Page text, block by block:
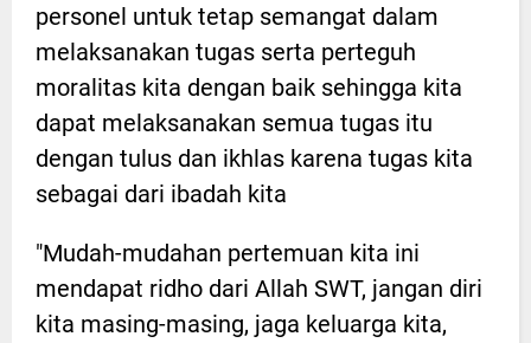
personel untuk tetap semangat dalam
melaksanakan tugas serta perteguh
moralitas kita dengan baik sehingga kita
dapat melaksanakan semua tugas itu
dengan tulus dan ikhlas karena tugas kita
sebagai dari ibadah kita
"Mudah-mudahan pertemuan kita ini
mendapat ridho dari Allah SWT, jangan diri
kita masing-masing, jaga keluarga kita,